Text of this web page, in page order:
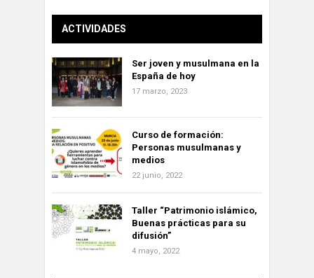
ACTIVIDADES
Ser joven y musulmana en la
España de hoy
17 marzo, 2023
Curso de formación:
Personas musulmanas y
medios
22 junio, 2022
Taller “Patrimonio islámico,
Buenas prácticas para su
difusión”
4 mayo, 2022